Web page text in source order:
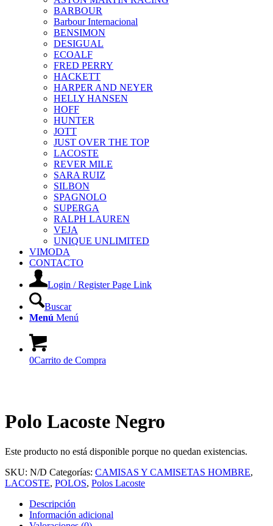
BARBOUR
Barbour Internacional
BENSIMON
DESIGUAL
ECOALF
FRED PERRY
HACKETT
HARPER AND NEYER
HELLY HANSEN
HOFF
HUNTER
JOTT
JUST OVER THE TOP
LACOSTE
REVER MILE
SARA RUIZ
SILBON
SPAGNOLO
SUPERGA
RALPH LAUREN
VEJA
UNIQUE UNLIMITED
VIMODA
CONTACTO
Login / Register Page Link
Buscar
Menú Menú
0Carrito de Compra
Polo Lacoste Negro
Este producto no está disponible porque no quedan existencias.
SKU: N/D Categorías: CAMISAS Y CAMISETAS HOMBRE,
LACOSTE, POLOS, Polos Lacoste
Descripción
Información adicional